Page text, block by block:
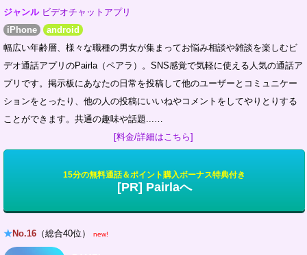
ジャンル ビデオチャットアプリ
iPhone
android
幅広い年齢層、様々な職種の男女が集まってお悩み相談や雑談を楽しむビ
デオ通話アプリのPairla（ペアラ）。SNS感覚で気軽に使える人気の通話ア
プリです。掲示板にあなたの日常を投稿して他のユーザーとコミュニケー
ションをとったり、他の人の投稿にいいねやコメントをしてやりとりする
ことができます。共通の趣味や話題...…
[料金/詳細はこちら]
15分の無料通話＆ポイント購入ボーナス特典付き
[PR] Pairlaへ
★No.16 （総合40位） new!